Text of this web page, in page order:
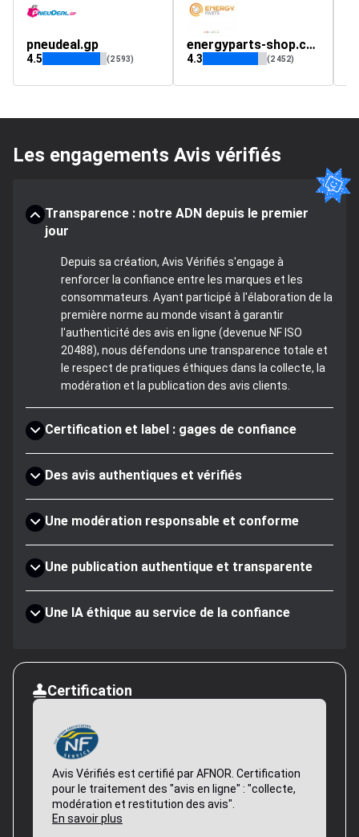
pneudeal.gp
4.5 (2 593)
energyparts-shop.com
4.3 (2 452)
Les engagements Avis vérifiés
Transparence : notre ADN depuis le premier
jour
Depuis sa création, Avis Vérifiés s'engage à
renforcer la confiance entre les marques et les
consommateurs. Ayant participé à l'élaboration de la
première norme au monde visant à garantir
l'authenticité des avis en ligne (devenue NF ISO
20488), nous défendons une transparence totale et
le respect de pratiques éthiques dans la collecte, la
modération et la publication des avis clients.
Certification et label : gages de confiance
Des avis authentiques et vérifiés
Une modération responsable et conforme
Une publication authentique et transparente
Une IA éthique au service de la confiance
Certification
Avis Vérifiés est certifié par AFNOR. Certification
pour le traitement des "avis en ligne" : "collecte,
modération et restitution des avis".
En savoir plus